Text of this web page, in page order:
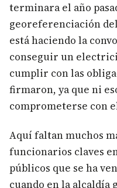
terminara el año
georeferenciación
está haciendo la
conseguir un
cumplir con las
firmaron, ya que ni
comprometerse con
Aquí faltan muchos
funcionarios claves
públicos que se ha
cuando en la alcaldía